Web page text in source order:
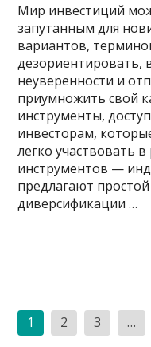
Мир инвестиций
запутанным для
вариантов,
дезориентировать,
неуверенности и
приумножить свой
инструменты,
инвесторам,
легко участвовать
инструментов —
предлагают
диверсификации …
1 2 3 …